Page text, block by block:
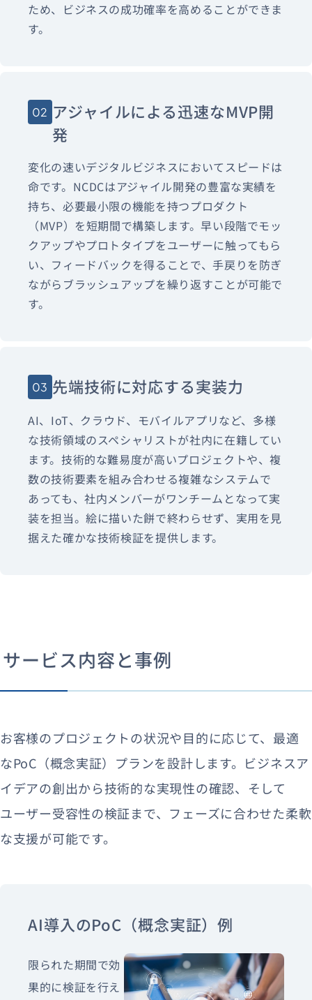
ため、ビジネスの成功確率を高めることができま
す。
02 アジャイルによる迅速なMVP開
発
変化の速いデジタルビジネスにおいてスピードは
命です。NCDCはアジャイル開発の豊富な実績を
持ち、必要最小限の機能を持つプロダクト
（MVP）を短期間で構築します。早い段階でモッ
クアップやプロトタイプをユーザーに触ってもら
い、フィードバックを得ることで、手戻りを防ぎ
ながらブラッシュアップを繰り返すことが可能で
す。
03 先端技術に対応する実装力
AI、IoT、クラウド、モバイルアプリなど、多様
な技術領域のスペシャリストが社内に在籍してい
ます。技術的な難易度が高いプロジェクトや、複
数の技術要素を組み合わせる複雑なシステムで
あっても、社内メンバーがワンチームとなって実
装を担当。絵に描いた餅で終わらせず、実用を見
据えた確かな技術検証を提供します。
サービス内容と事例
お客様のプロジェクトの状況や目的に応じて、最適
なPoC（概念実証）プランを設計します。ビジネスア
イデアの創出から技術的な実現性の確認、そして
ユーザー受容性の検証まで、フェーズに合わせた柔軟
な支援が可能です。
AI導入のPoC（概念実証）例
限られた期間で効
果的に検証を行え